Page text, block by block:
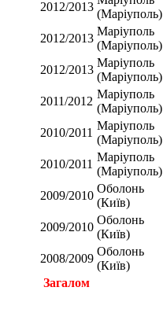
2012/2013
(Маріуполь)
2012/2013
Маріуполь
(Маріуполь)
2012/2013
Маріуполь
(Маріуполь)
2011/2012
Маріуполь
(Маріуполь)
2010/2011
Маріуполь
(Маріуполь)
2010/2011
Маріуполь
(Маріуполь)
2009/2010
Оболонь
(Київ)
2009/2010
Оболонь
(Київ)
2008/2009
Оболонь
(Київ)
Загалом